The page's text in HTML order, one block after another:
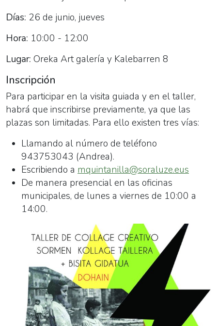
Días: 26 de junio, jueves
Hora: 10:00 - 12:00
Lugar: Oreka Art galería y Kalebarren 8
Inscripción
Para participar en la visita guiada y en el taller,
habrá que inscribirse previamente, ya que las
plazas son limitadas. Para ello existen tres vías:
Llamando al número de teléfono
943753043 (Andrea).
Escribiendo a mquintanilla@soraluze.eus
De manera presencial en las oficinas
municipales, de lunes a viernes de 10:00 a
14:00.